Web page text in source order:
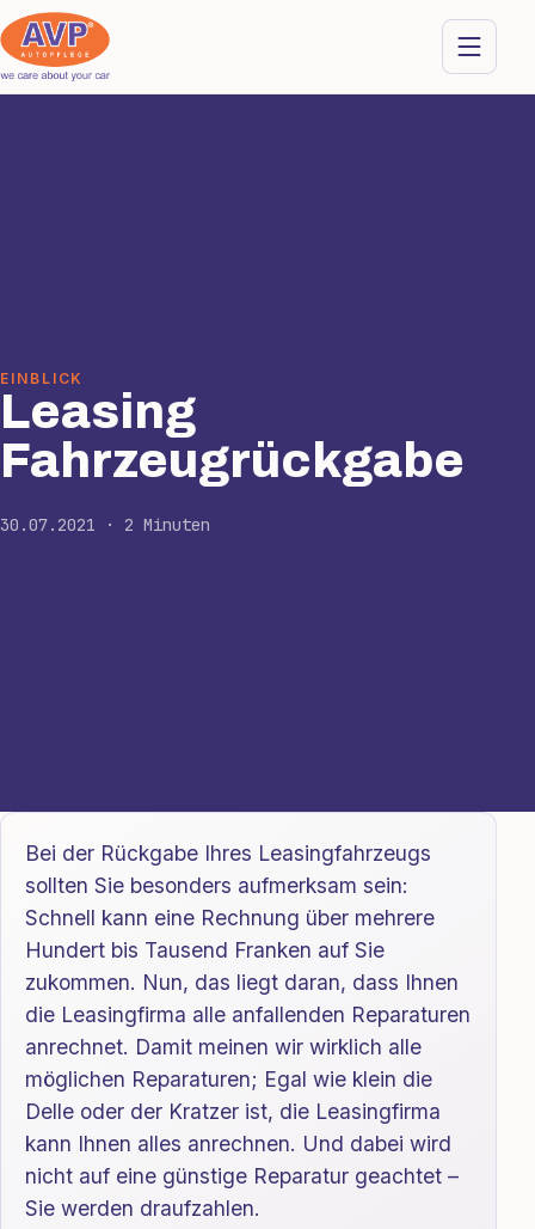
EINBLICK
Leasing
Fahrzeugrückgabe
30.07.2021 · 2 Minuten
Bei der Rückgabe Ihres Leasingfahrzeugs
sollten Sie besonders aufmerksam sein:
Schnell kann eine Rechnung über mehrere
Hundert bis Tausend Franken auf Sie
zukommen. Nun, das liegt daran, dass Ihnen
die Leasingfirma alle anfallenden Reparaturen
anrechnet. Damit meinen wir wirklich alle
möglichen Reparaturen; Egal wie klein die
Delle oder der Kratzer ist, die Leasingfirma
kann Ihnen alles anrechnen. Und dabei wird
nicht auf eine günstige Reparatur geachtet –
Sie werden draufzahlen.